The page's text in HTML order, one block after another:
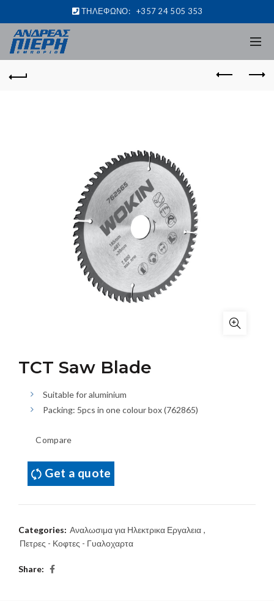
ΤΗΛΕΦΩΝΟ: +357 24 505 353
TCT Saw Blade
Suitable for aluminium
Packing: 5pcs in one colour box (762865)
Compare
Get a quote
Categories: Αναλωσιμα για Ηλεκτρικα Εργαλεια ,
Πετρες - Κοφτες - Γυαλοχαρτα
Share